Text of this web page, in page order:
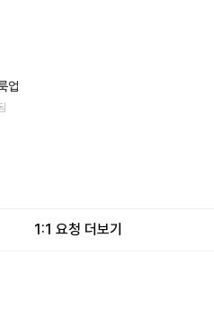
업
1:1 요청 더보기